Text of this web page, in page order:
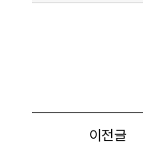
이전글